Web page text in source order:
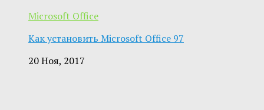
Microsoft Office
Как установить Microsoft Office 97
20 Ноя, 2017